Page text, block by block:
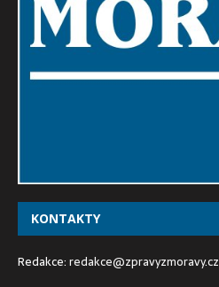
KONTAKTY
Redakce:redakce@zpravyzmoravy.cz